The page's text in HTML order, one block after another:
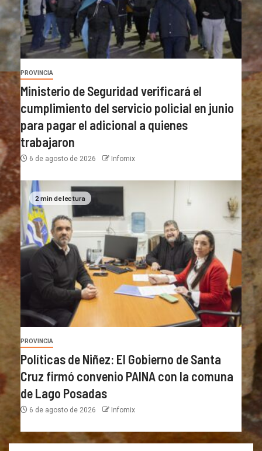
PROVINCIA
Ministerio de Seguridad verificará el
cumplimiento del servicio policial en junio
para pagar el adicional a quienes
trabajaron
6 de agosto de 2026 Infomix
2 min de lectura
PROVINCIA
Políticas de Niñez: El Gobierno de Santa
Cruz firmó convenio PAINA con la comuna
de Lago Posadas
6 de agosto de 2026 Infomix